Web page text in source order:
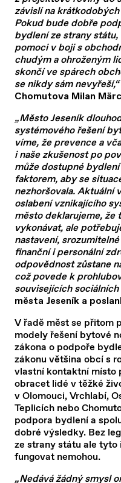
závislí na
Pokud bude dobře
bydlení ze strany
pomoci v boji s
chudým a ohroženým
skončí ve spárech
se nikdy sám nevyřeší,“
Chomutova Milan Märc
„Město Jeseník
systémového řešení
víme, že prevence a
i naše zkušenost po
může dostupné
faktorem, aby se
nezhoršovala. Aktuální
oslabení vznikajícího
město deklarujeme, že
vykonávat, ale
nastavení,
finanční i personální
odpovědnost zůstane
což povede k
souvisejících
města Jeseník a
V řadě měst se přitom
modely řešení bytové
zákona o podpoře
zákonu většina obcí s
vlastní kontaktní místo
obracet lidé v těžké
v Olomouci, Vrchlabí,
Teplicích nebo
podpora bydlení a
dobré výsledky. Bez
ze strany státu ale
fungovat nemohou.
„Nedává žádný smysl